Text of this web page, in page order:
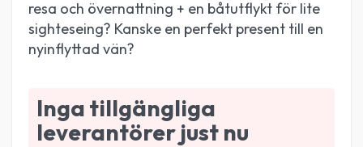
resa och övernattning + en båtutflykt för lite
sighteseing? Kanske en perfekt present till en
nyinflyttad vän?
Inga tillgängliga
leverantörer just nu